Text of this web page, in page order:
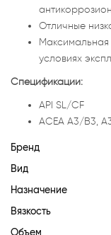
Отличные
Максимальная
условиях
Спецификации:
API SL/CF
ACEA A3/B3,
Бренд
Вид
Назначение
Вязкость
Объем